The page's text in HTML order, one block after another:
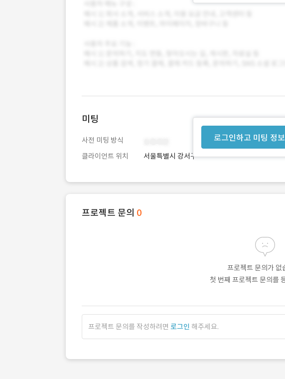
로그인하고 미팅 정
미팅
사전 미팅 방식
클라이언트 위치
서울특별시 강서구
프로젝트 문의 0
프로젝트 문의가 없
첫 번째 프로젝트 문의를
프로젝트 문의를 작성하려면 로그인 해주세요.